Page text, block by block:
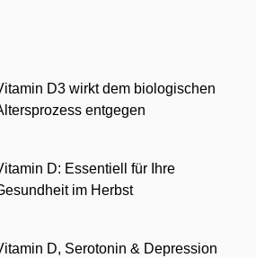
D3 wirkt dem biologischen
entgegen
D: Essentiell für Ihre
im Herbst
D, Serotonin & Depression